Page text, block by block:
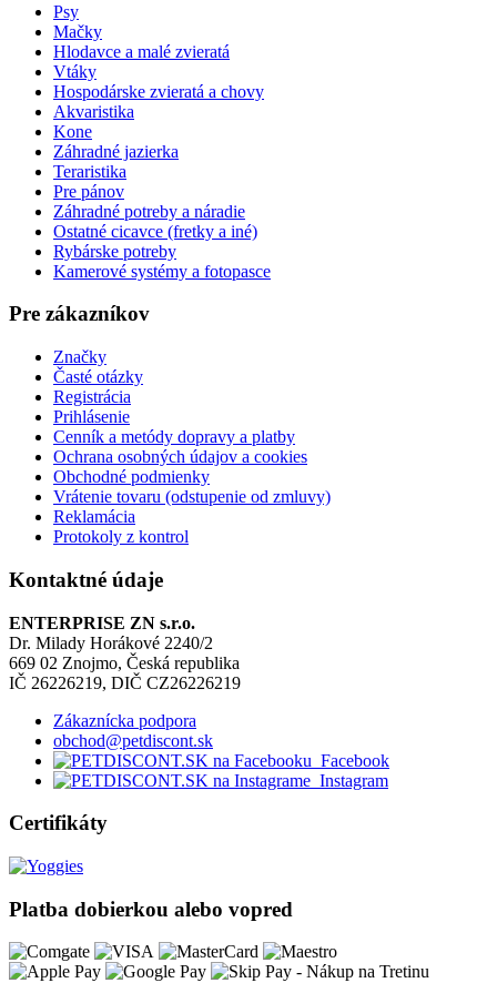
Psy
Mačky
Hlodavce a malé zvieratá
Vtáky
Hospodárske zvieratá a chovy
Akvaristika
Kone
Záhradné jazierka
Teraristika
Pre pánov
Záhradné potreby a náradie
Ostatné cicavce (fretky a iné)
Rybárske potreby
Kamerové systémy a fotopasce
Pre zákazníkov
Značky
Časté otázky
Registrácia
Prihlásenie
Cenník a metódy dopravy a platby
Ochrana osobných údajov a cookies
Obchodné podmienky
Vrátenie tovaru (odstupenie od zmluvy)
Reklamácia
Protokoly z kontrol
Kontaktné údaje
ENTERPRISE ZN s.r.o.
Dr. Milady Horákové 2240/2
669 02 Znojmo, Česká republika
IČ 26226219, DIČ CZ26226219
Zákaznícka podpora
obchod@petdiscont.sk
Facebook
Instagram
Certifikáty
Platba dobierkou alebo vopred